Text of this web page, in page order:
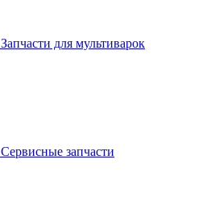
Запчасти для мультиварок
Сервисные запчасти